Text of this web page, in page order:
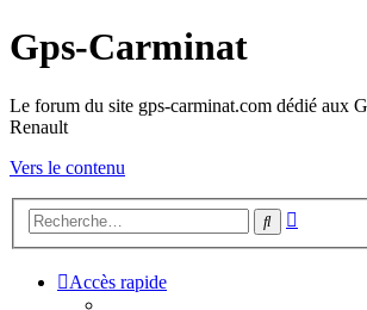
Gps-Carminat
Le forum du site gps-carminat.com dédié aux
Renault
Vers le contenu
Rechercher
Accès rapide